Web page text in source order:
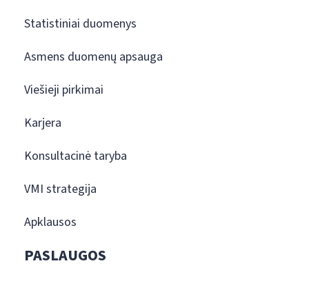
Statistiniai duomenys
Asmens duomenų apsauga
Viešieji pirkimai
Karjera
Konsultacinė taryba
VMI strategija
Apklausos
PASLAUGOS